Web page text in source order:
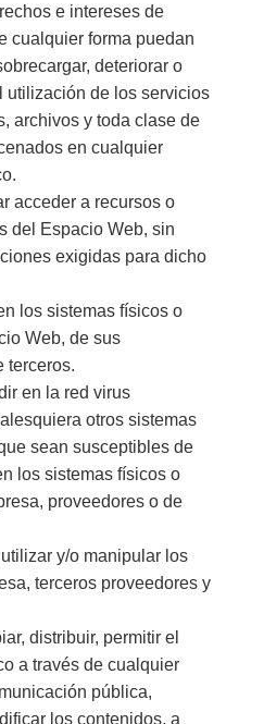
e intereses de
cualquier forma puedan
deteriorar o
utilización de los servicios
archivos y toda clase de
en cualquier
acceder a recursos o
del Espacio Web, sin
exigidas para dicho
los sistemas físicos o
Web, de sus
terceros.
en la red virus
otros sistemas
sean susceptibles de
los sistemas físicos o
proveedores o de
utilizar y/o manipular los
terceros proveedores y
distribuir, permitir el
a través de cualquier
pública,
los contenidos, a